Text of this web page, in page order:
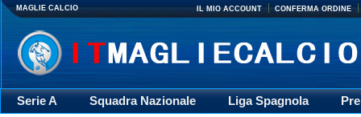
MAGLIE CALCIO IL MIO ACCOUNT CONFERMA ORDINE
Serie A Squadra Nazionale Liga Spagnola